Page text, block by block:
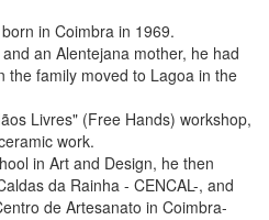
in Coimbra in 1969.
an Alentejana mother, he had
the family moved to Lagoa in the
Livres" (Free Hands) workshop,
work.
in Art and Design, he then
da Rainha - CENCAL-, and
de Artesanato in Coimbra-